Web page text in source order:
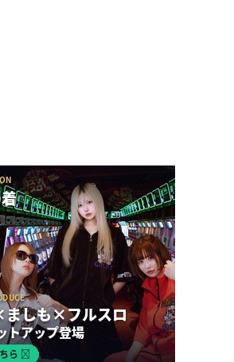
ZERO ～究極LT～」初打ち評価ま
去っぽいけどジリジリ...